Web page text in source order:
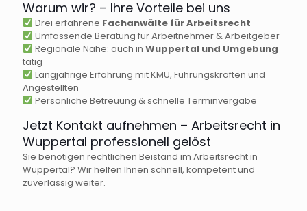
Warum wir? – Ihre Vorteile bei uns
Drei erfahrene Fachanwälte für Arbeitsrecht
Umfassende Beratung für Arbeitnehmer & Arbeitgeber
Regionale Nähe: auch in Wuppertal und Umgebung
tätig
Langjährige Erfahrung mit KMU, Führungskräften und
Angestellten
Persönliche Betreuung & schnelle Terminvergabe
Jetzt Kontakt aufnehmen – Arbeitsrecht in
Wuppertal professionell gelöst
Sie benötigen rechtlichen Beistand im Arbeitsrecht in
Wuppertal? Wir helfen Ihnen schnell, kompetent und
zuverlässig weiter.